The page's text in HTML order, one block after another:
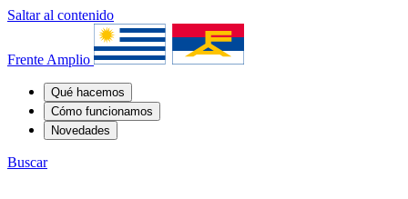
Saltar al contenido
Frente Amplio
Qué hacemos
Cómo funcionamos
Novedades
Buscar